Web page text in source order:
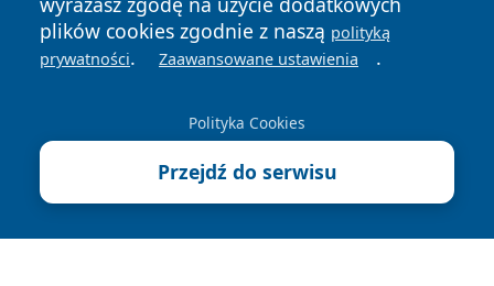
plików cookies zgodnie z naszą polityką
prywatności. Zaawansowane ustawienia .
Polityka Cookies
Przejdź do serwisu
News Autorzy
Polityka
Prywatności
Polityka
Cookies